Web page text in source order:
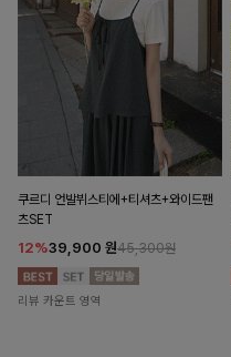
쿠르디 언발뷔스티에+티셔츠+와이드팬
츠SET
12%39,900 원45,300원
리뷰 카운트 영역